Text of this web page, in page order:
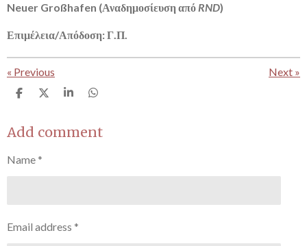
Neuer Großhafen (Αναδημοσίευση απόRND)
Επιμέλεια/Απόδοση: Γ.Π.
« Previous Next »
S
r
e
S
r
e
S
r
e
S
r
e
Add comment
Name *
Email address *